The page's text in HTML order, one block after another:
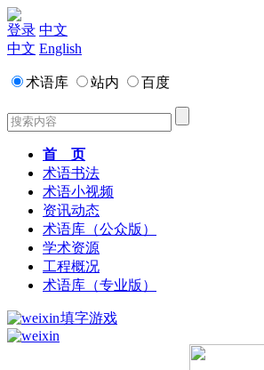
登录 中文
中文 English
术语库 站内 百度
首 页
术语书法
术语小视频
资讯动态
术语库（公众版）
学术资源
工程概况
术语库（专业版）
填字游戏